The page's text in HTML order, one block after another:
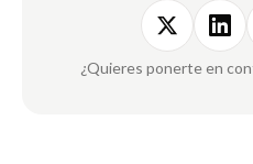
¿Quieres ponerte en